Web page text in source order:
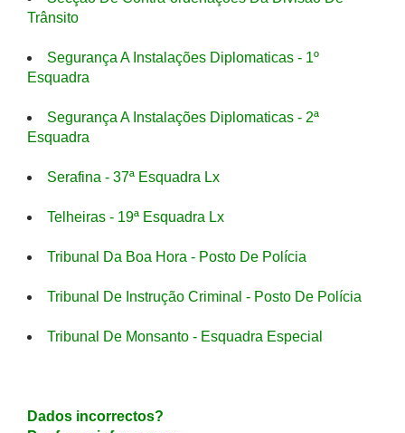
Trânsito
Segurança A Instalações Diplomaticas - 1º
Esquadra
Segurança A Instalações Diplomaticas - 2ª
Esquadra
Serafina - 37ª Esquadra Lx
Telheiras - 19ª Esquadra Lx
Tribunal Da Boa Hora - Posto De Polícia
Tribunal De Instrução Criminal - Posto De Polícia
Tribunal De Monsanto - Esquadra Especial
Dados incorrectos?